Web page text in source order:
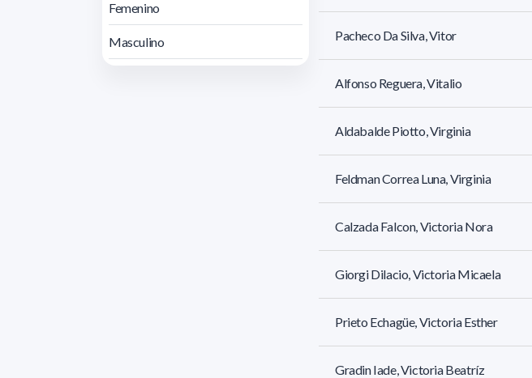
Femenino
Masculino Pacheco Da Silva, Vitor
Alfonso Reguera, Vitalio
Aldabalde Piotto, Virginia
Feldman Correa Luna, Virginia
Calzada Falcon, Victoria Nora
Giorgi Dilacio, Victoria Micaela
Prieto Echagüe, Victoria Esther
Gradin Iade, Victoria Beatríz